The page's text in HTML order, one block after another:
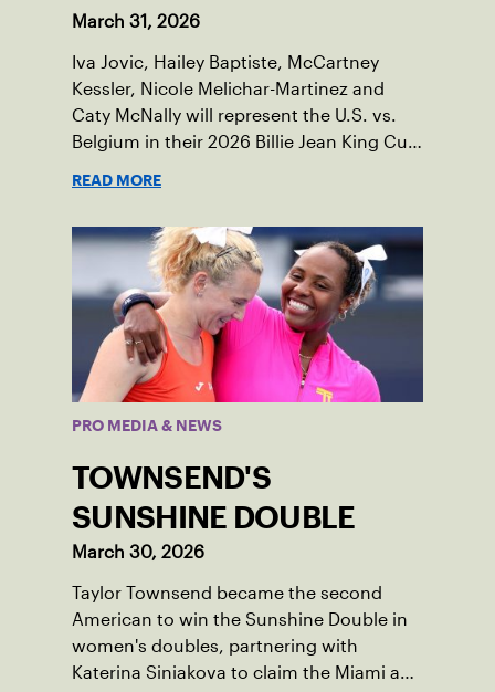
March 31, 2026
Iva Jovic, Hailey Baptiste, McCartney
Kessler, Nicole Melichar-Martinez and
Caty McNally will represent the U.S. vs.
Belgium in their 2026 Billie Jean King Cup
READ MORE
PRO MEDIA & NEWS
TOWNSEND'S
SUNSHINE DOUBLE
March 30, 2026
Taylor Townsend became the second
American to win the Sunshine Double in
women's doubles, partnering with
Katerina Siniakova to claim the Miami and